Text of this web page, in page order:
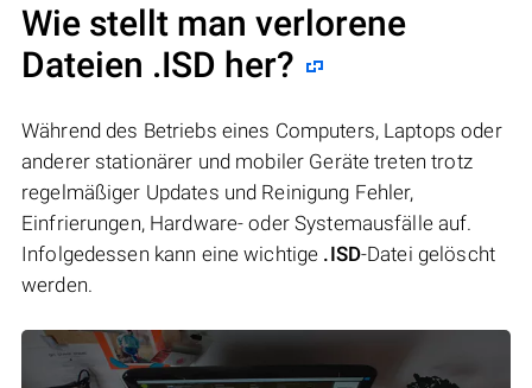
Wie stellt man verlorene
Dateien .ISD her?
Während des Betriebs eines Computers, Laptops oder
anderer stationärer und mobiler Geräte treten trotz
regelmäßiger Updates und Reinigung Fehler,
Einfrierungen, Hardware- oder Systemausfälle auf.
Infolgedessen kann eine wichtige .ISD-Datei gelöscht
werden.